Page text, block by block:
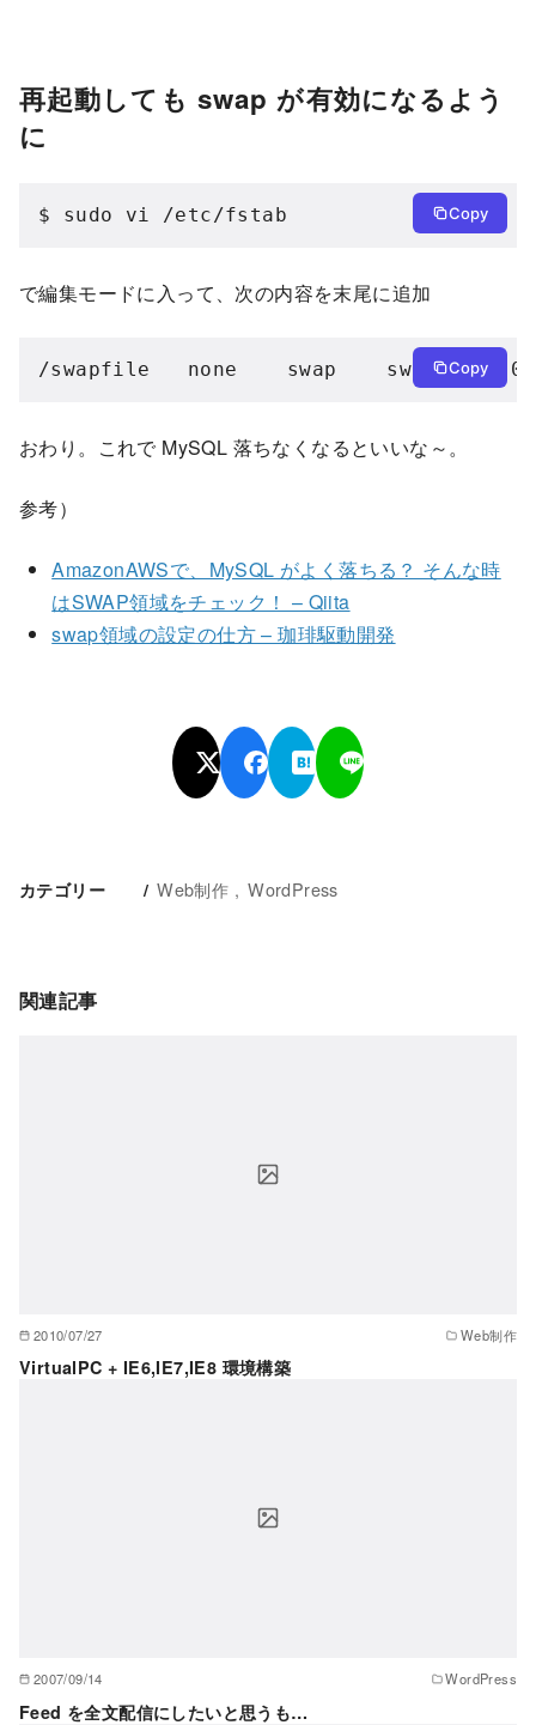
再起動しても swap が有効になるよう
に
$ sudo vi /etc/fstab Copy
で編集モードに入って、次の内容を末尾に追加
/swapfile   none    swap    sw    0   0
Copy
おわり。これで MySQL 落ちなくなるといいな～。
参考）
AmazonAWSで、MySQL がよく落ちる？ そんな時
はSWAP領域をチェック！ – Qiita
swap領域の設定の仕方 – 珈琲駆動開発
カテゴリー Web制作 WordPress
関連記事
2010/07/27 Web制作
VirtualPC + IE6,IE7,IE8 環境構築
2007/09/14 WordPress
Feed を全文配信にしたいと思うも…